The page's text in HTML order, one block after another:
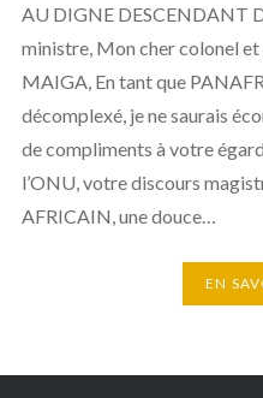
AU DIGNE DESCENDANT
ministre, Mon cher colonel
MAIGA, En tant que
décomplexé, je ne saurais
de compliments à votre
l’ONU, votre discours
AFRICAIN, une douce…
EN